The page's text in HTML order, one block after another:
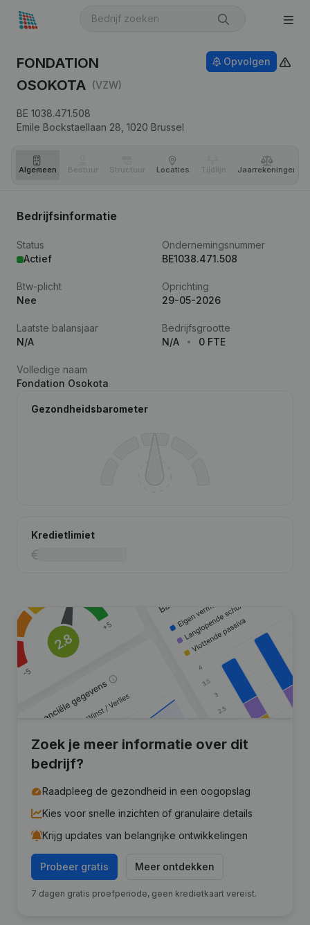
FONDATION
OSOKOTA (VZW)
BE 1038.471.508
Emile Bockstaellaan 28, 1020 Brussel
Opvolgen
Algemeen Bestuur Structuur Locaties Tijdlijn Jaar­rekeningen
Bedrijfsinformatie
Status
Actief
Ondernemingsnummer
BE1038.471.508
Btw-plicht
Nee
Oprichting
29-05-2026
Laatste balansjaar
N/A
Bedrijfsgrootte
N/A
0 FTE
Volledige naam
Fondation Osokota
Gezondheidsbarometer
Kredietlimiet
Zoek je meer informatie over dit
bedrijf?
Raadpleeg de gezondheid in een oogopslag
Kies voor snelle inzichten of granulaire details
Krijg updates van belangrijke ontwikkelingen
Probeer gratis Meer ontdekken
7 dagen gratis proefperiode, geen kredietkaart vereist.